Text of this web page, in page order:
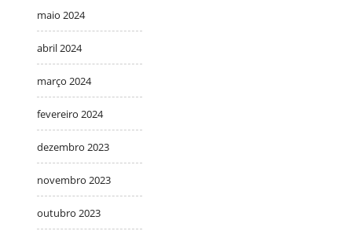
maio 2024
abril 2024
março 2024
fevereiro 2024
dezembro 2023
novembro 2023
outubro 2023